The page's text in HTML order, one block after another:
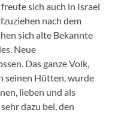
sich auch in Israel
nach dem
sich alte Bekannte
Neue
Das ganze Volk,
seinen Hütten, wurde
lieben und als
dazu bei, den